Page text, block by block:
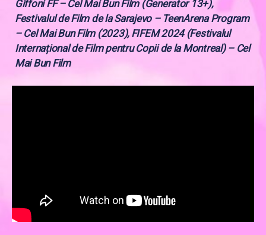
Giffoni FF – Cel Mai Bun Film (Generator 13+),
Festivalul de Film de la Sarajevo – TeenArena Program
– Cel Mai Bun Film (2023), FIFEM 2024 (Festivalul
Internațional de Film pentru Copii de la Montreal) – Cel
Mai Bun Film